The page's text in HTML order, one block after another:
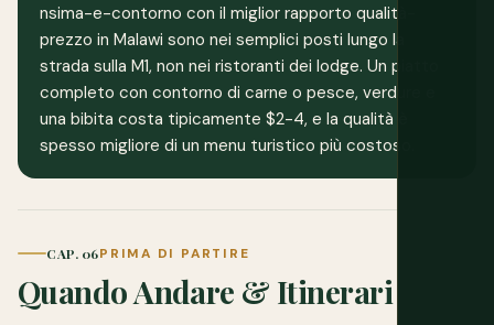
nsima-e-contorno con il miglior rapporto qualità-
prezzo in Malawi sono nei semplici posti lungo la
strada sulla M1, non nei ristoranti dei lodge. Un piatto
completo con contorno di carne o pesce, verdure e
una bibita costa tipicamente $2-4, e la qualità è
spesso migliore di un menu turistico più costoso.
CAP. 06PRIMA DI PARTIRE
Quando Andare & Itinerari